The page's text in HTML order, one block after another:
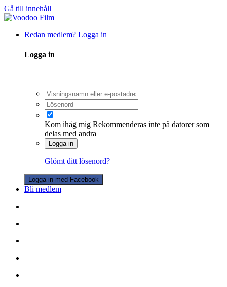
Gå till innehåll
Redan medlem? Logga in
Logga in
Kom ihåg mig Rekommenderas inte på datorer som
delas med andra
Logga in
Glömt ditt lösenord?
Logga in med Facebook
Bli medlem